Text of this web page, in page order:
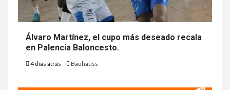
Álvaro Martínez, el cupo más deseado recala
en Palencia Baloncesto.
4 días atrás Bauhauss